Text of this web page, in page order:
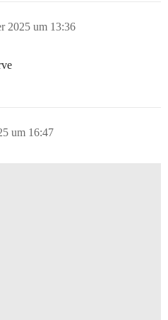
2025 um 13:36
um 16:47